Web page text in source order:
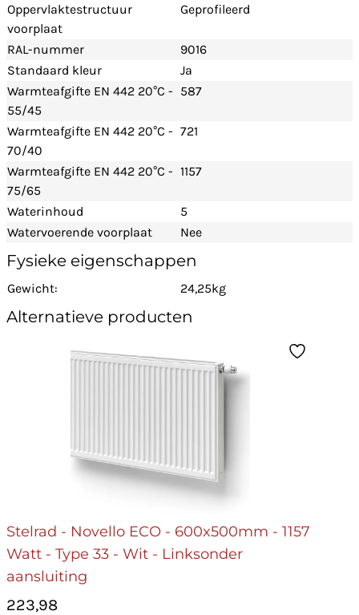
Oppervlaktestructuur
voorplaat
Geprofileerd
RAL-nummer
9016
Standaard kleur
Ja
Warmteafgifte EN 442 20°C -
55/45
587
Warmteafgifte EN 442 20°C -
70/40
721
Warmteafgifte EN 442 20°C -
75/65
1157
Waterinhoud
5
Watervoerende voorplaat
Nee
Fysieke eigenschappen
Gewicht: 24,25kg
Alternatieve producten
Stelrad - Novello ECO - 600x500mm - 1157
Watt - Type 33 - Wit - Linksonder
aansluiting
223,98